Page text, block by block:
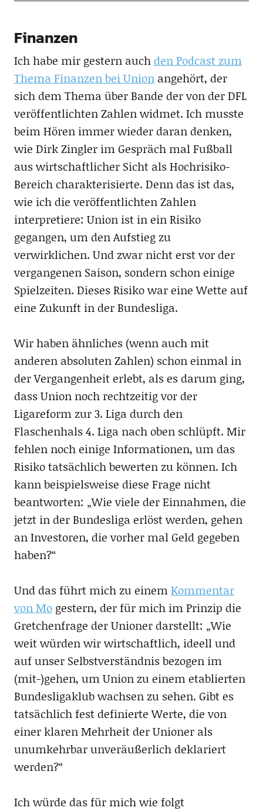
Finanzen
Ich habe mir gestern auch den Podcast zum
Thema Finanzen bei Unionangehört, der
sich dem Thema über Bande der von der DFL
veröffentlichten Zahlen widmet. Ich musste
beim Hören immer wieder daran denken,
wie Dirk Zingler im Gespräch mal Fußball
aus wirtschaftlicher Sicht als Hochrisiko-
Bereich charakterisierte. Denn das ist das,
wie ich die veröffentlichten Zahlen
interpretiere: Union ist in ein Risiko
gegangen, um den Aufstieg zu
verwirklichen. Und zwar nicht erst vor der
vergangenen Saison, sondern schon einige
Spielzeiten. Dieses Risiko war eine Wette auf
eine Zukunft in der Bundesliga.
Wir haben ähnliches (wenn auch mit
anderen absoluten Zahlen) schon einmal in
der Vergangenheit erlebt, als es darum ging,
dass Union noch rechtzeitig vor der
Ligareform zur 3. Liga durch den
Flaschenhals 4. Liga nach oben schlüpft. Mir
fehlen noch einige Informationen, um das
Risiko tatsächlich bewerten zu können. Ich
kann beispielsweise diese Frage nicht
beantworten: „Wie viele der Einnahmen, die
jetzt in der Bundesliga erlöst werden, gehen
an Investoren, die vorher mal Geld gegeben
haben?“
Und das führt mich zu einemKommentar
von Mogestern, der für mich im Prinzip die
Gretchenfrage der Unioner darstellt: „Wie
weit würden wir wirtschaftlich, ideell und
auf unser Selbstverständnis bezogen im
(mit-)gehen, um Union zu einem etablierten
Bundesligaklub wachsen zu sehen. Gibt es
tatsächlich fest definierte Werte, die von
einer klaren Mehrheit der Unioner als
unumkehrbar unveräußerlich deklariert
werden?“
Ich würde das für mich wie folgt